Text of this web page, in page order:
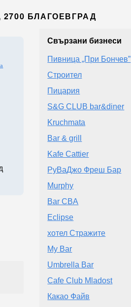
БЛАГОЕВГРАД
Свързани бизнеси
Пивница „При Бончев”
Строител
Пицария
S&G CLUB bar&diner
Kruchmata
Bar & grill
Kafe Cattier
РуВаДжо Фреш Бар
Murphy
Bar CBA
Eclipse
хотел Стражите
My Bar
Umbrella Bar
Cafe Club Mladost
Какао Файв